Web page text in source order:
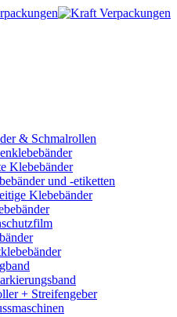
& Schmalrollen
Klebebänder
und -etiketten
Klebebänder
+ Streifengeber